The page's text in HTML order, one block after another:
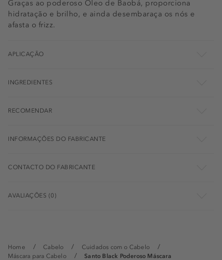
Home Cabelo
Cuidados com o Cabelo
Máscara para Cabelo
Santo Black Poderoso Máscara
Graças ao poderoso Óleo de Baobá, proporciona
hidratação e brilho, e ainda desembaraça os nós e
afasta o frizz.
APLICAÇÃO
INGREDIENTES
RECOMENDAR
INFORMAÇÕES DO FABRICANTE
CONTACTO DO FABRICANTE
AVALIAÇÕES (0)